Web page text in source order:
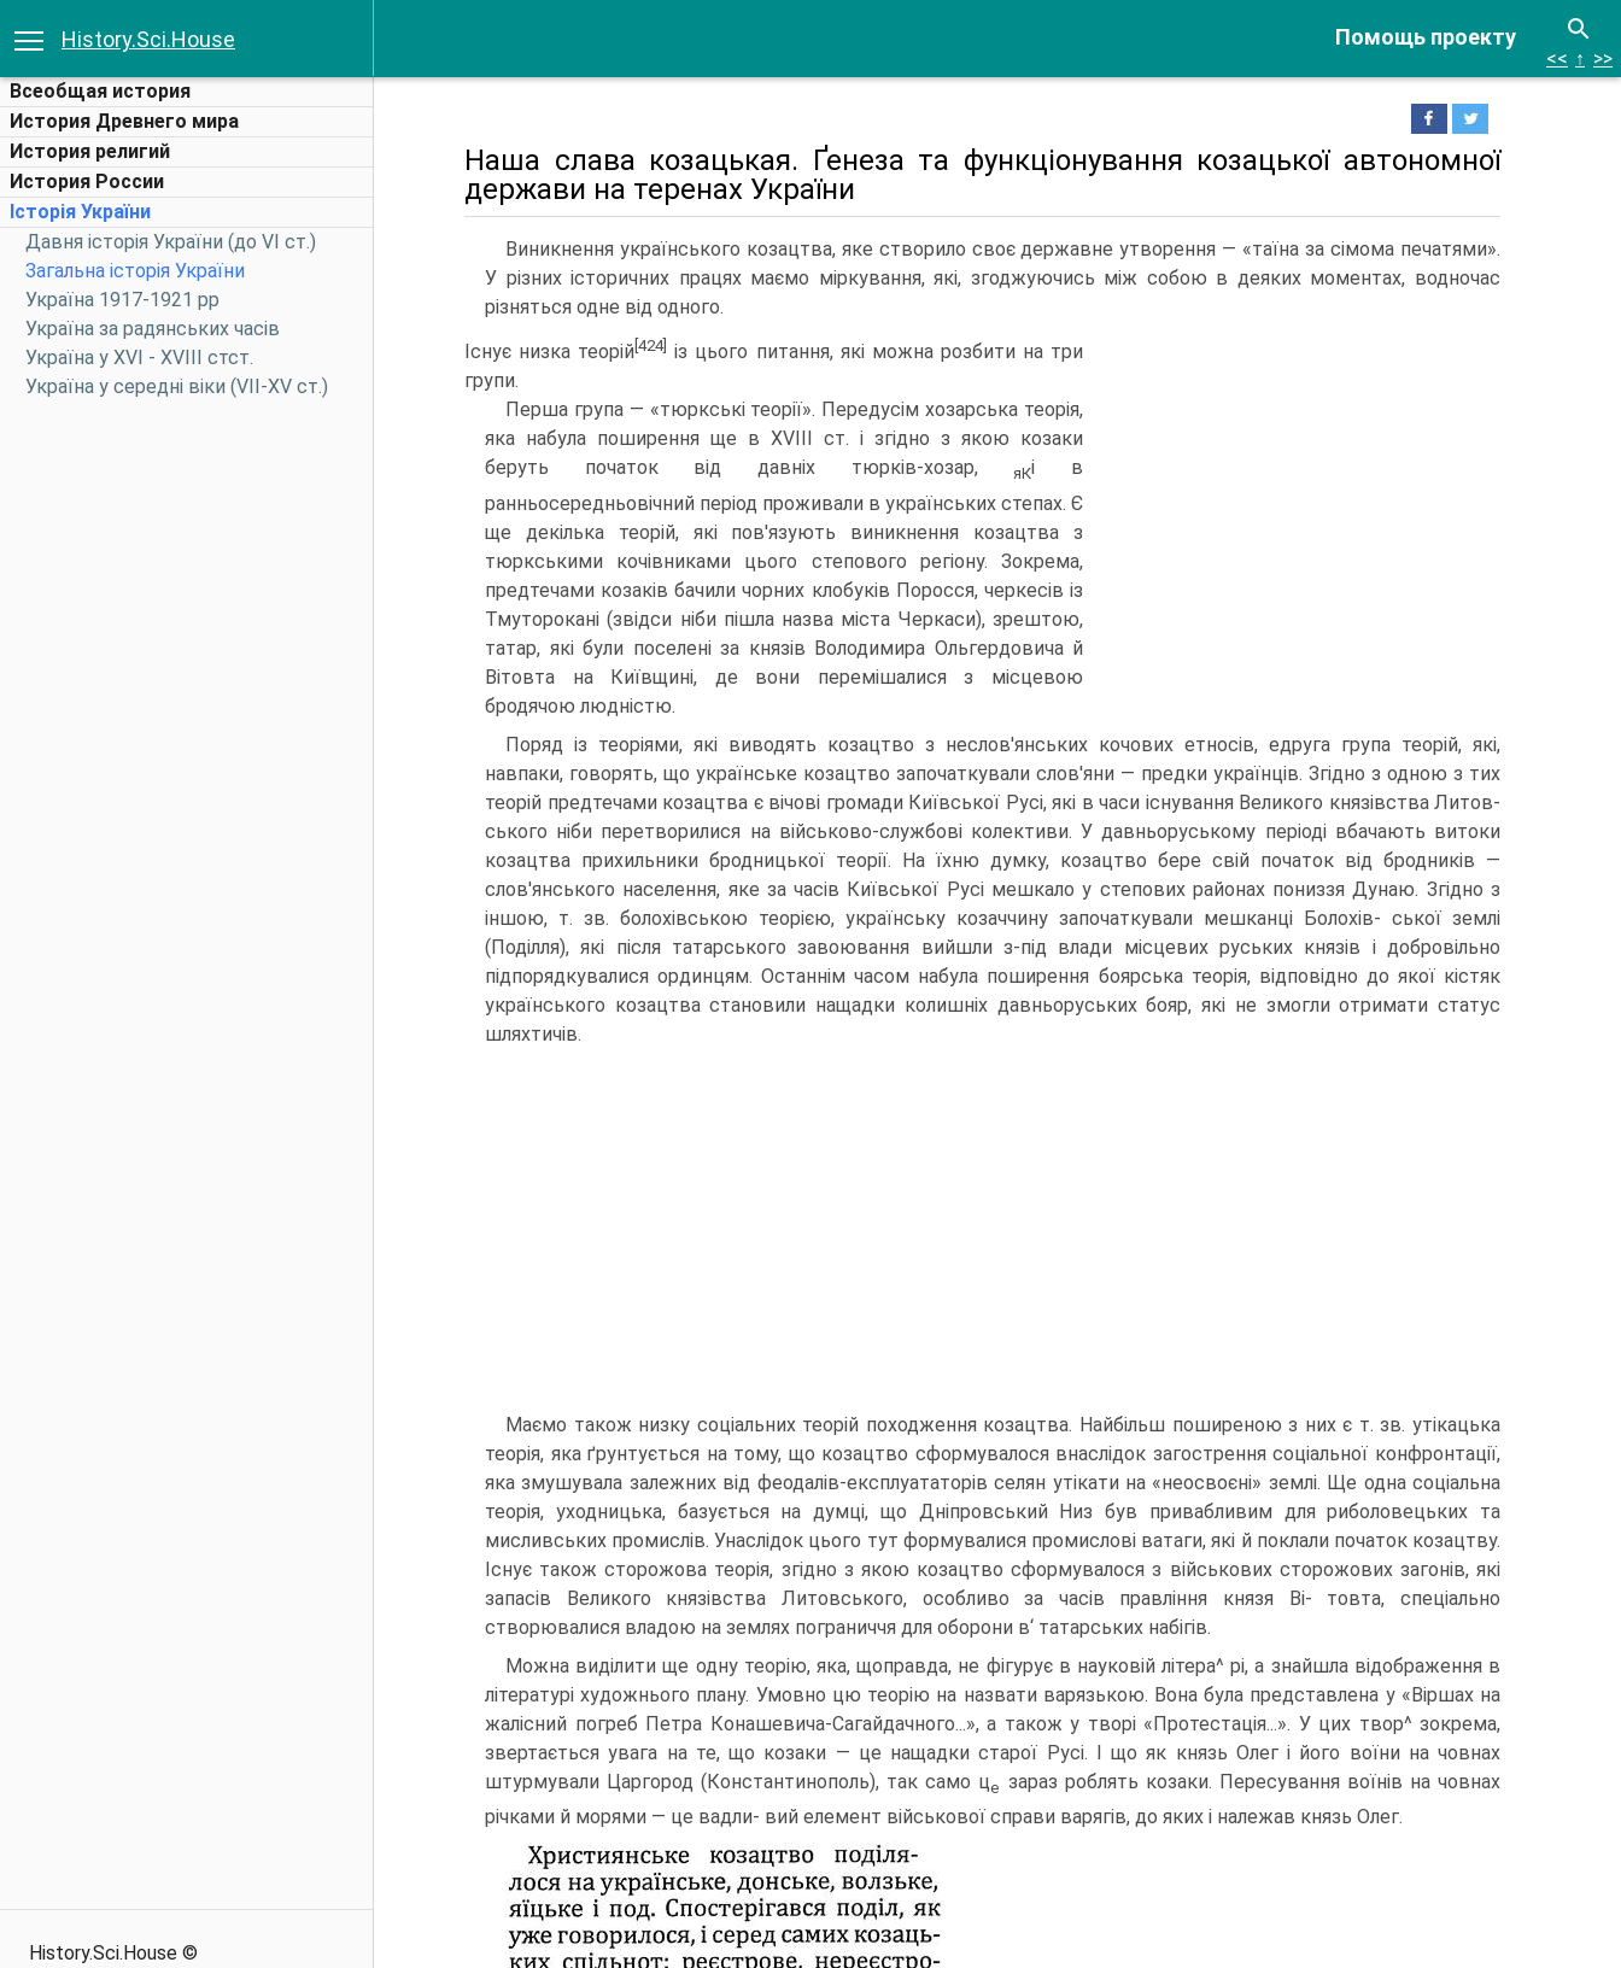
Помощь проекту
History.Sci.House
Всеобщая история
История Древнего мира
История религий
История России
Історія України
Давня історія України (до VI ст.)
Загальна історія України
Україна 1917-1921 рр
Україна за радянських часів
Україна у XVI - XVIII стст.
Україна у середні віки (VII-XV ст.)
History.Sci.House ©
<< ↑ >>
Наша слава козацькая. Ґенеза та функціонування козацької автономної
держави на теренах України
Виникнення українського козацтва, яке створило своє державне утворення — «таїна за сімома печатями».
У різних історичних працях маємо міркування, які, згоджуючись між собою в деяких моментах, водночас
різняться одне від одного.
Існує низка теорій[424] із цього питання, які можна розбити на три
групи.
Перша група — «тюркські теорії». Передусім хозарська теорія,
яка набула поши­рення ще в XVIII ст. і згідно з якою козаки
беруть початок від давніх тюрків-хозар,
яКі в
ранньосередньовічний період проживали в українських степах. Є
ще декілька теорій, які пов'язують виникнення козацтва з
тюркськими кочівниками цього сте­пового регіону. Зокрема,
предтечами козаків бачили чорних клобуків Поросся, чер­кесів із
Тмуторокані (звідси ніби пішла назва міста Черкаси), зрештою,
татар, які були поселені за князів Володимира Ольгердовича й
Вітовта на Київщині, де вони перемішалися з місцевою
бродячою людністю.
Поряд із теоріями, які виводять козацтво з неслов'янських кочових етносів, едруга група теорій, які,
навпаки, говорять, що українське козацтво започаткува­ли слов'яни — предки українців. Згідно з одною з тих
теорій предтечами козацтва є вічові громади Київської Русі, які в часи існування Великого князівства Литов­
ського ніби перетворилися на військово-службові колективи. У давньоруському періоді вбачають витоки
козацтва прихильники бродницької теорії. На їхню думку, козацтво бере свій початок від бродників —
слов'янського населення, яке за часів Київської Русі мешкало у степових районах пониззя Дунаю. Згідно з
іншою, т. зв. болохівською теорією, українську козаччину започаткували мешканці Болохів- ської землі
(Поділля), які після татарського завоювання вийшли з-під влади місце­вих руських князів і добровільно
підпорядкувалися ординцям. Останнім часом на­була поширення боярська теорія, відповідно до якої кістяк
українського козацтва становили нащадки колишніх давньоруських бояр, які не змогли отримати статус
шляхтичів.
Маємо також низку соціальних теорій походження козацтва. Найбільш поши­реною з них є т. зв. утікацька
теорія, яка ґрунтується на тому, що козацтво сформу­валося внаслідок загострення соціальної конфронтації,
яка змушувала залежних від феодалів-експлуататорів селян утікати на «неосвоєні» землі. Ще одна соціаль­на
теорія, уходницька, базується на думці, що Дніпровський Низ був привабли­вим для риболовецьких та
мисливських промислів. Унаслідок цього тут формува­лися промислові ватаги, які й поклали початок козацтву.
Існує також сторожова теорія, згідно з якою козацтво сформувалося з військових сторожових загонів, які
запасів Великого князівства Литовського, особливо за часів правління князя Bi- товта, спеціально
створювалися владою на землях пограниччя для оборони в‘ татарських набігів.
Можна виділити ще одну теорію, яка, щоправда, не фігурує в науковій літера^ рі, а знайшла відображення в
літературі художнього плану. Умовно цю теорію на назвати варязькою. Вона була представлена у «Віршах на
жалісний погреб Петра Конашевича-Сагайдачного...», а також у творі «Протестація...». У цих твор^ зокрема,
звертається увага на те, що козаки — це нащадки старої Русі. І що як князь Олег і його воїни на човнах
штурмували Царгород (Константинополь), так само це зараз роблять козаки. Пересування воїнів на човнах
річками й морями — це вадли- вий елемент військової справи варягів, до яких і належав князь Олег.